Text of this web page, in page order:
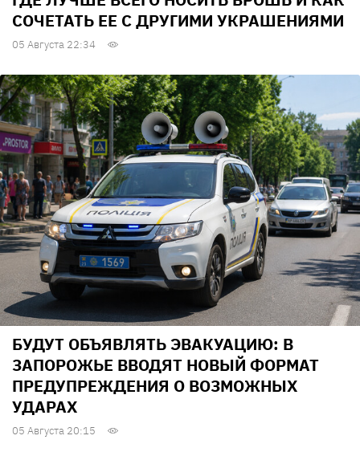
СОЧЕТАТЬ ЕЕ С ДРУГИМИ УКРАШЕНИЯМИ
05 Августа 22:34
БУДУТ ОБЪЯВЛЯТЬ ЭВАКУАЦИЮ: В
ЗАПОРОЖЬЕ ВВОДЯТ НОВЫЙ ФОРМАТ
ПРЕДУПРЕЖДЕНИЯ О ВОЗМОЖНЫХ
УДАРАХ
05 Августа 20:15